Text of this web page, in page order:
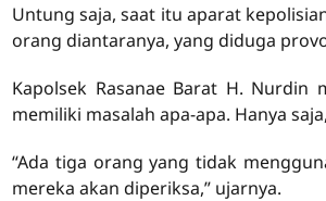
Untung saja, saat itu aparat
orang diantaranya, yang diduga
Kapolsek Rasanae Barat H.
memiliki masalah apa-apa. Hanya
“Ada tiga orang yang tidak
mereka akan diperiksa,” ujarnya.